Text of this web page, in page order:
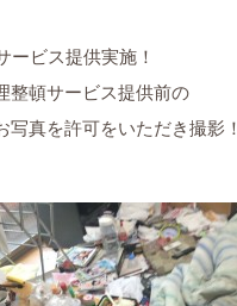
ービス提供実施！
整頓サービス提供前の
写真を許可をいただき撮影！